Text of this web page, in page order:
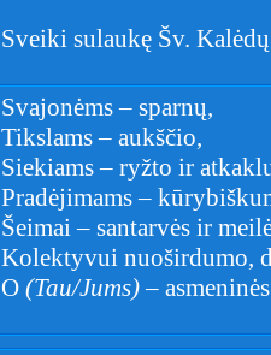
Sveiki sulaukę Šv.
Svajonėms – sparnų,
Tikslams – aukščio,
Siekiams – ryžto ir
Pradėjimams –
Šeimai – santarvės ir
Kolektyvui nuoširdumo,
O (Tau/Jums)–